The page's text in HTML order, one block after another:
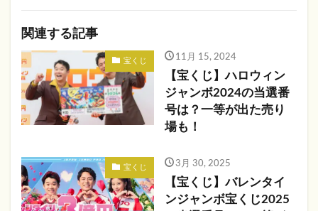
関連する記事
宝くじ 11月 15, 2024
【宝くじ】ハロウィン
ジャンボ2024の当選番
号は？一等が出た売り
場も！
宝くじ 3月 30, 2025
【宝くじ】バレンタイ
ンジャンボ宝くじ2025